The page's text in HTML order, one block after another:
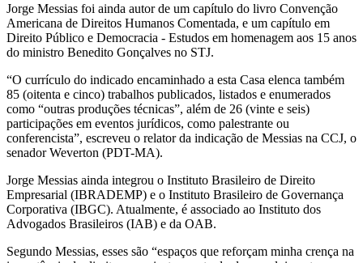
Jorge Messias foi ainda autor de um capítulo do livro Convenção
Americana de Direitos Humanos Comentada, e um capítulo em
Direito Público e Democracia - Estudos em homenagem aos 15 anos
do ministro Benedito Gonçalves no STJ.
“O currículo do indicado encaminhado a esta Casa elenca também
85 (oitenta e cinco) trabalhos publicados, listados e enumerados
como “outras produções técnicas”, além de 26 (vinte e seis)
participações em eventos jurídicos, como palestrante ou
conferencista”, escreveu o relator da indicação de Messias na CCJ, o
senador Weverton (PDT-MA).
Jorge Messias ainda integrou o Instituto Brasileiro de Direito
Empresarial (IBRADEMP) e o Instituto Brasileiro de Governança
Corporativa (IBGC). Atualmente, é associado ao Instituto dos
Advogados Brasileiros (IAB) e da OAB.
Segundo Messias, esses são “espaços que reforçam minha crença na